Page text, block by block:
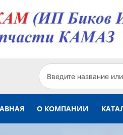
О КОМПАНИИ